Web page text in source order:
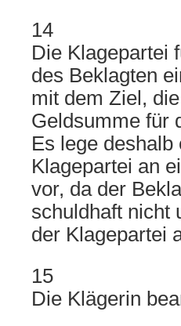
14
Die Klagepartei
des Beklagten
mit dem Ziel,
Geldsumme für
Es lege
Klagepartei an
vor, da der
schuldhaft nicht
der Klagepartei
15
Die Klägerin